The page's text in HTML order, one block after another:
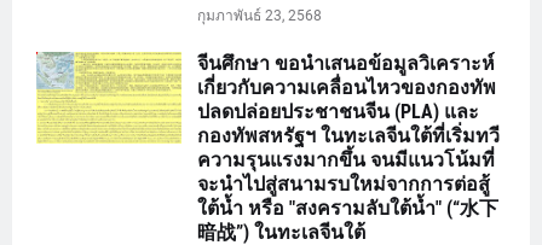
กุมภาพันธ์ 23, 2568
จีนศึกษา ขอนำเสนอข้อมูลวิเคราะห์
เกี่ยวกับความเคลื่อนไหวของกองทัพ
ปลดปล่อยประชาชนจีน (PLA) และ
กองทัพสหรัฐฯ ในทะเลจีนใต้ที่เริ่มทวี
ความรุนแรงมากขึ้น จนมีแนวโน้มที่
จะนำไปสู่สนามรบใหม่จากการต่อสู้
ใต้น้ำ หรือ "สงครามลับใต้น้ำ" (“水下
暗战”) ในทะเลจีนใต้